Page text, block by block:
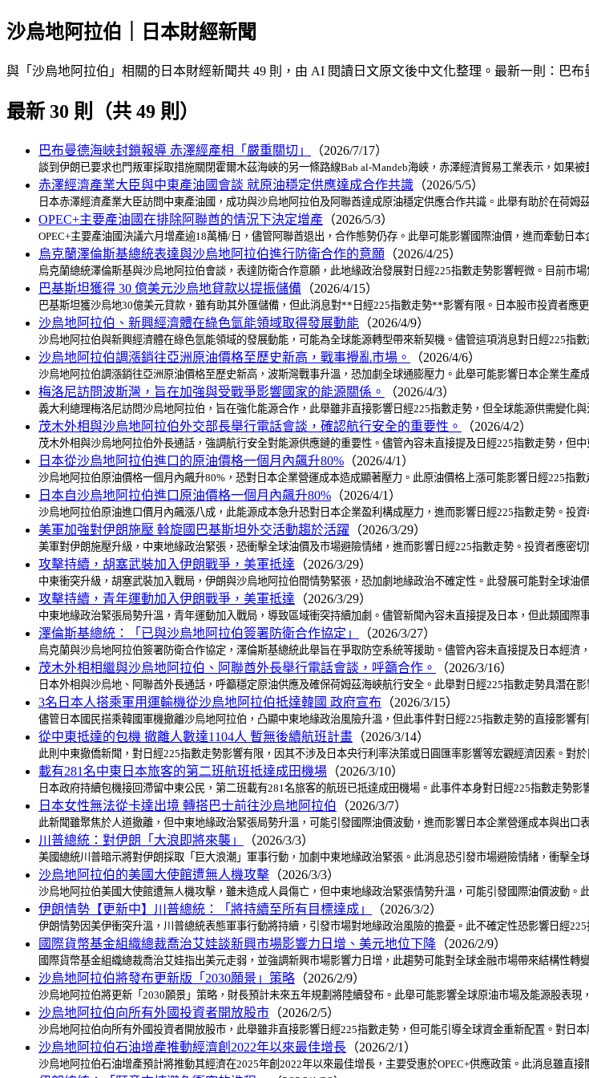
沙烏地阿拉伯｜日本財經新聞
與「沙烏地阿拉伯」相關的日本財經新聞共 49 則，由 AI 閱讀日文原文後中文化整理。最新一則：巴
最新 30 則（共 49 則）
巴布曼德海峽封鎖報導 赤澤經產相「嚴重關切」 （2026/7/17）
談到伊朗已要求也門叛軍採取措施關閉霍爾木茲海峽的另一條路線Bab al-Mandeb海峽，赤澤經濟貿易工業表示，如果
赤澤經濟產業大臣與中東產油國會談 就原油穩定供應達成合作共識 （2026/5/5）
日本赤澤經濟產業大臣訪問中東產油國，成功與沙烏地阿拉伯及阿聯酋達成原油穩定供應合作共識。此舉有助於在荷
OPEC+主要產油國在排除阿聯酋的情況下決定增產 （2026/5/3）
OPEC+主要產油國決議六月增產逾18萬桶/日，儘管阿聯酋退出，合作態勢仍存。此舉可能影響國際油價，進而牽動日
烏克蘭澤倫斯基總統表達與沙烏地阿拉伯進行防衛合作的意願 （2026/4/25）
烏克蘭總統澤倫斯基與沙烏地阿拉伯會談，表達防衛合作意願，此地緣政治發展對日經225指數走勢影響輕微。目前市
巴基斯坦獲得 30 億美元沙烏地貸款以提振儲備 （2026/4/15）
巴基斯坦獲沙烏地30億美元貸款，雖有助其外匯儲備，但此消息對**日經225指數走勢**影響有限。日本股市投資者
沙烏地阿拉伯、新興經濟體在綠色氫能領域取得發展動能 （2026/4/9）
沙烏地阿拉伯與新興經濟體在綠色氫能領域的發展動能，可能為全球能源轉型帶來新契機。儘管這項消息對日經225指
沙烏地阿拉伯調漲銷往亞洲原油價格至歷史新高，戰事攪亂市場。 （2026/4/6）
沙烏地阿拉伯調漲銷往亞洲原油價格至歷史新高，波斯灣戰事升溫，恐加劇全球通膨壓力。此舉可能影響日本企業生
梅洛尼訪問波斯灣，旨在加強與受戰爭影響國家的能源關係。 （2026/4/3）
義大利總理梅洛尼訪問沙烏地阿拉伯，旨在強化能源合作，此舉雖非直接影響日經225指數走勢，但全球能源供需變化
茂木外相與沙烏地阿拉伯外交部長舉行電話會談，確認航行安全的重要性。 （2026/4/2）
茂木外相與沙烏地阿拉伯外長通話，強調航行安全對能源供應鏈的重要性。儘管內容未直接提及日經225指數走勢，但
日本從沙烏地阿拉伯進口的原油價格一個月內飆升80% （2026/4/1）
沙烏地阿拉伯原油價格一個月內飆升80%，恐對日本企業營運成本造成顯著壓力。此原油價格上漲可能影響日經225指
日本自沙烏地阿拉伯進口原油價格一個月內飆升80% （2026/4/1）
沙烏地阿拉伯原油進口價月內飆漲八成，此能源成本急升恐對日本企業盈利構成壓力，進而影響日經225指數走勢。投
美軍加強對伊朗施壓 斡旋國巴基斯坦外交活動趨於活躍 （2026/3/29）
美軍對伊朗施壓升級，中東地緣政治緊張，恐衝擊全球油價及市場避險情緒，進而影響日經225指數走勢。投資者應密
攻擊持續，胡塞武裝加入伊朗戰爭，美軍抵達 （2026/3/29）
中東衝突升級，胡塞武裝加入戰局，伊朗與沙烏地阿拉伯間情勢緊張，恐加劇地緣政治不確定性。此發展可能對全球
攻擊持續，青年運動加入伊朗戰爭，美軍抵達 （2026/3/29）
中東地緣政治緊張局勢升溫，青年運動加入戰局，導致區域衝突持續加劇。儘管新聞內容未直接提及日本，但此類國
澤倫斯基總統：「已與沙烏地阿拉伯簽署防衛合作協定」 （2026/3/27）
烏克蘭與沙烏地阿拉伯簽署防衛合作協定，澤倫斯基總統此舉旨在爭取防空系統等援助。儘管內容未直接提及日本經
茂木外相相繼與沙烏地阿拉伯、阿聯酋外長舉行電話會談，呼籲合作。 （2026/3/16）
日本外相與沙烏地、阿聯酋外長通話，呼籲穩定原油供應及確保荷姆茲海峽航行安全。此舉對日經225指數走勢具潛在
3名日本人搭乘軍用運輸機從沙烏地阿拉伯抵達韓國 政府宣布 （2026/3/15）
儘管日本國民搭乘韓國軍機撤離沙烏地阿拉伯，凸顯中東地緣政治風險升溫，但此事件對日經225指數走勢的直接影響
從中東抵達的包機 撤離人數達1104人 暫無後續航班計畫 （2026/3/14）
此則中東撤僑新聞，對日經225指數走勢影響有限，因其不涉及日本央行利率決策或日圓匯率影響等宏觀經濟因素。對
載有281名中東日本旅客的第二班航班抵達成田機場 （2026/3/10）
日本政府持續包機接回滯留中東公民，第二班載有281名旅客的航班已抵達成田機場。此事件本身對日經225指數走勢
日本女性無法從卡達出境 轉搭巴士前往沙烏地阿拉伯 （2026/3/7）
此新聞雖聚焦於人道撤離，但中東地緣政治緊張局勢升溫，可能引發國際油價波動，進而影響日本企業營運成本與出
川普總統：對伊朗「大浪即將來襲」 （2026/3/3）
美國總統川普暗示將對伊朗採取「巨大浪潮」軍事行動，加劇中東地緣政治緊張。此消息恐引發市場避險情緒，衝擊
沙烏地阿拉伯的美國大使館遭無人機攻擊 （2026/3/3）
沙烏地阿拉伯美國大使館遭無人機攻擊，雖未造成人員傷亡，但中東地緣政治緊張情勢升溫，可能引發國際油價波動
伊朗情勢【更新中】川普總統：「將持續至所有目標達成」 （2026/3/2）
伊朗情勢因美伊衝突升溫，川普總統表態軍事行動將持續，引發市場對地緣政治風險的擔憂。此不確定性恐影響日經
國際貨幣基金組織總裁喬治艾娃談新興市場影響力日增、美元地位下降 （2026/2/9）
國際貨幣基金組織總裁喬治艾娃指出美元走弱，並強調新興市場影響力日增，此趨勢可能對全球金融市場帶來結構性
沙烏地阿拉伯將發布更新版「2030願景」策略 （2026/2/9）
沙烏地阿拉伯將更新「2030願景」策略，財長預計未來五年規劃將陸續發布。此舉可能影響全球原油市場及能源股表
沙烏地阿拉伯向所有外國投資者開放股市 （2026/2/5）
沙烏地阿拉伯向所有外國投資者開放股市，此舉雖非直接影響日經225指數走勢，但可能引導全球資金重新配置。對日
沙烏地阿拉伯石油增產推動經濟創2022年以來最佳增長 （2026/2/1）
沙烏地阿拉伯石油增產預計將推動其經濟在2025年創2022年以來最佳增長，主要受惠於OPEC+供應政策。此消息雖直